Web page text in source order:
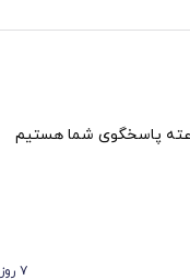
۷ روز ﻫﻔﺘﻪ، ۲۴ ﺳﺎﻋﺘﻪ